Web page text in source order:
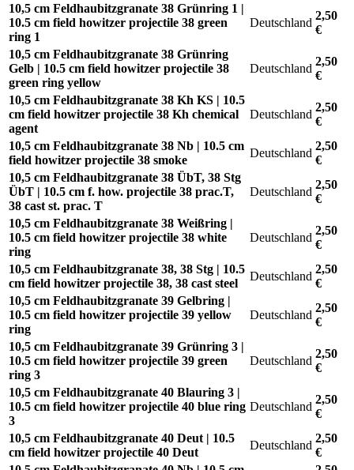
10,5 cm Feldhaubitzgranate 38 Grünring 1 |
10.5 cm field howitzer projectile 38 green
ring 1
Deutschland
2,50
€
10,5 cm Feldhaubitzgranate 38 Grünring
Gelb | 10.5 cm field howitzer projectile 38
green ring yellow
Deutschland
2,50
€
10,5 cm Feldhaubitzgranate 38 Kh KS | 10.5
cm field howitzer projectile 38 Kh chemical
agent
Deutschland
2,50
€
10,5 cm Feldhaubitzgranate 38 Nb | 10.5 cm
field howitzer projectile 38 smoke
Deutschland
2,50
€
10,5 cm Feldhaubitzgranate 38 ÜbT, 38 Stg
ÜbT | 10.5 cm f. how. projectile 38 prac.T,
38 cast st. prac. T
Deutschland
2,50
€
10,5 cm Feldhaubitzgranate 38 Weißring |
10.5 cm field howitzer projectile 38 white
ring
Deutschland
2,50
€
10,5 cm Feldhaubitzgranate 38, 38 Stg | 10.5
cm field howitzer projectile 38, 38 cast steel
Deutschland
2,50
€
10,5 cm Feldhaubitzgranate 39 Gelbring |
10.5 cm field howitzer projectile 39 yellow
ring
Deutschland
2,50
€
10,5 cm Feldhaubitzgranate 39 Grünring 3 |
10.5 cm field howitzer projectile 39 green
ring 3
Deutschland
2,50
€
10,5 cm Feldhaubitzgranate 40 Blauring 3 |
10.5 cm field howitzer projectile 40 blue ring
3
Deutschland
2,50
€
10,5 cm Feldhaubitzgranate 40 Deut | 10.5
cm field howitzer projectile 40 Deut
Deutschland
2,50
€